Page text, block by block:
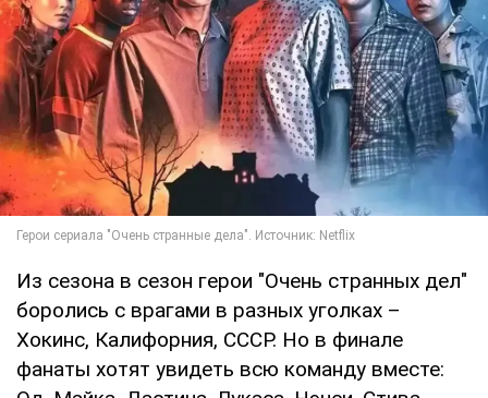
Из сезона в сезон герои "Очень странных дел"
боролись с врагами в разных уголках –
Хокинс, Калифорния, СССР. Но в финале
фанаты хотят увидеть всю команду вместе: